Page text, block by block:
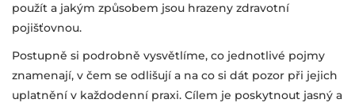
použít a jakým způsobem jsou hrazeny zdravotní
pojišťovnou.
Postupně si podrobně vysvětlíme, co jednotlivé pojmy
znamenají, v čem se odlišují a na co si dát pozor při jejich
uplatnění v každodenní praxi. Cílem je poskytnout jasný a